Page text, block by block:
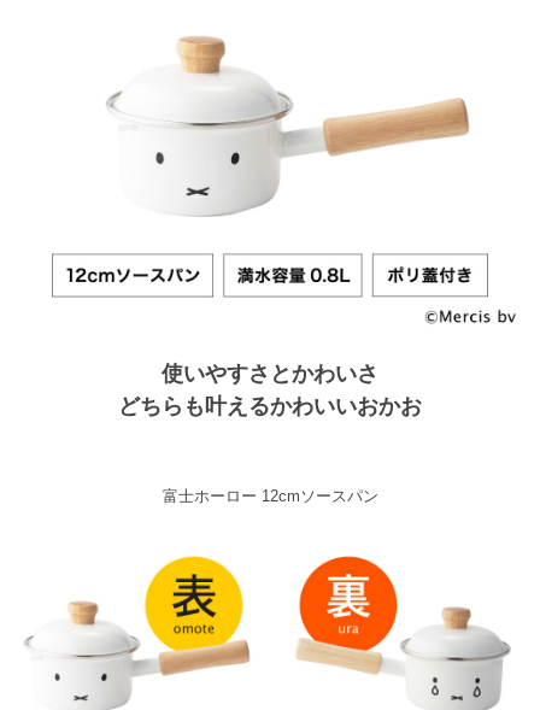
使いやすさとかわいさ
どちらも叶えるかわいいおかお
富士ホーロー 12cmソースパン